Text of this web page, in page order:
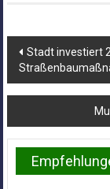
Stadt investiert